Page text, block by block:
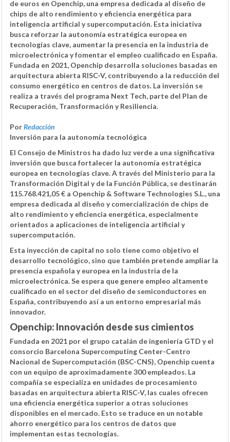
de euros en Openchip, una empresa dedicada al diseño de
chips de alto rendimiento y eficiencia energética para
inteligencia artificial y supercomputación. Esta iniciativa
busca reforzar la autonomía estratégica europea en
tecnologías clave, aumentar la presencia en la industria de
microelectrónica y fomentar el empleo cualificado en España.
Fundada en 2021, Openchip desarrolla soluciones basadas en
arquitectura abierta RISC-V, contribuyendo a la reducción del
consumo energético en centros de datos. La inversión se
realiza a través del programa Next Tech, parte del Plan de
Recuperación, Transformación y Resiliencia.
PorRedacción
Inversión para la autonomía tecnológica
El Consejo de Ministros ha dado luz verde a una significativa
inversión que busca fortalecer la autonomía estratégica
europea en tecnologías clave. A través del Ministerio para la
Transformación Digital y de la Función Pública, se destinarán
115.768.421,05 € a Openchip & Software Technologies S.L., una
empresa dedicada al diseño y comercialización de chips de
alto rendimiento y eficiencia energética, especialmente
orientados a aplicaciones de inteligencia artificial y
supercomputación.
Esta inyección de capital no solo tiene como objetivo el
desarrollo tecnológico, sino que también pretende ampliar la
presencia española y europea en la industria de la
microelectrónica. Se espera que genere empleo altamente
cualificado en el sector del diseño de semiconductores en
España, contribuyendo así a un entorno empresarial más
innovador.
Openchip: Innovación desde sus cimientos
Fundada en 2021 por el grupo catalán de ingeniería GTD y el
consorcio Barcelona Supercomputing Center-Centro
Nacional de Supercomputación (BSC-CNS), Openchip cuenta
con un equipo de aproximadamente300 empleados. La
compañía se especializa en unidades de procesamiento
basadas en arquitectura abierta RISC-V, las cuales ofrecen
una eficiencia energética superior a otras soluciones
disponibles en el mercado. Esto se traduce en un notable
ahorro energético para los centros de datos que
implementan estas tecnologías.